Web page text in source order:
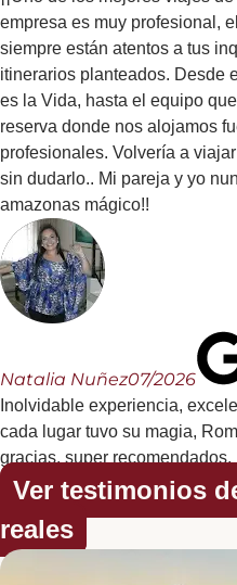
empresa es muy profesional,
siempre están atentos a tus
itinerarios planteados. Desde
es la Vida, hasta el equipo
reserva donde nos alojamos
profesionales. Volvería a
sin dudarlo.. Mi pareja y yo
amazonas mágico!!
Natalia Nuñez07/2026
Inolvidable experiencia,
cada lugar tuvo su magia,
gracias, super recomendados.
Ver testimonios
reales